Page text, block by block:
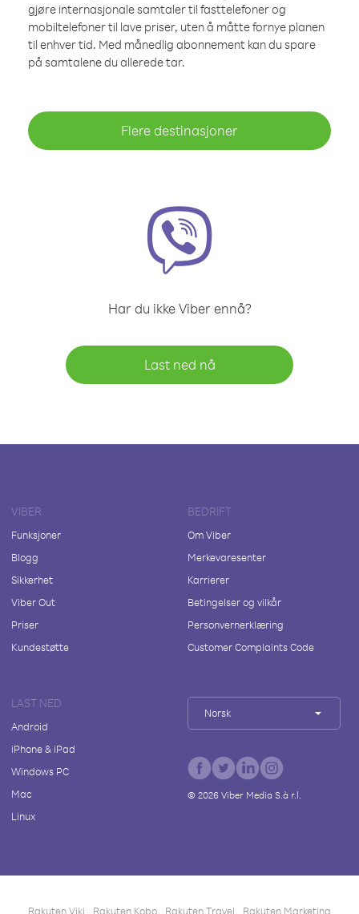
gjøre internasjonale samtaler til fasttelefoner og
mobiltelefoner til lave priser, uten å måtte fornye planen
til enhver tid. Med månedlig abonnement kan du spare
på samtalene du allerede tar.
Flere destinasjoner
Har du ikke Viber ennå?
Last ned nå
VIBER
Funksjoner
Blogg
Sikkerhet
Viber Out
Priser
Kundestøtte
BEDRIFT
Om Viber
Merkevaresenter
Karrierer
Betingelser og vilkår
Personvernerklæring
Customer Complaints Code
LAST NED
Android
iPhone & iPad
Windows PC
Mac
Linux
Norsk
© 2026Viber Media S.à r.l.
Rakuten Viki Rakuten Kobo Rakuten Travel Rakuten Marketing